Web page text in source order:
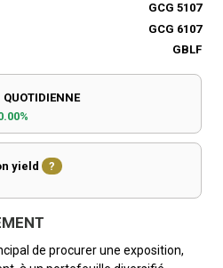
GCG 5107
GCG 6107
GBLF
QUOTIDIENNE
yield
?
de procurer une exposition,